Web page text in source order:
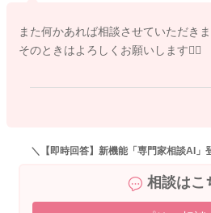
また何かあれば相談させていただき
そのときはよろしくお願いします🙇‍♀️
＼【即時回答】新機能「専門家相談AI」
相談はこ